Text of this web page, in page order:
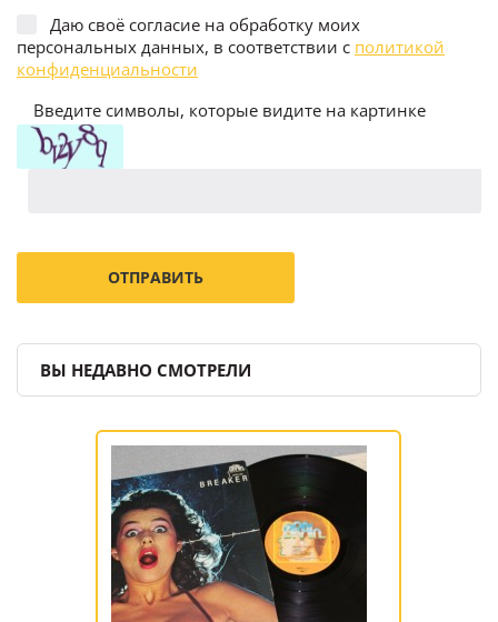
Даю своё согласие на обработку моих
персональных данных, в соответствии с политикой
конфиденциальности
Введите символы, которые видите на картинке
ВЫ НЕДАВНО СМОТРЕЛИ